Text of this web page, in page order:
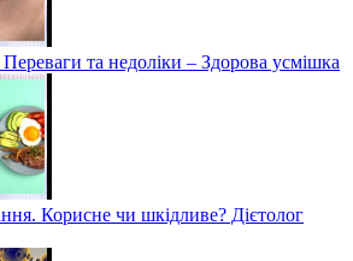
та недоліки – Здорова усмішка
Корисне чи шкідливе? Дієтолог